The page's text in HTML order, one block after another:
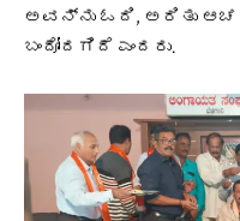
ಅವನ್ನು ಓದಿ, ಅರಿತು
ಬಂದೋದಗಿದೆ ಎಂದರು.